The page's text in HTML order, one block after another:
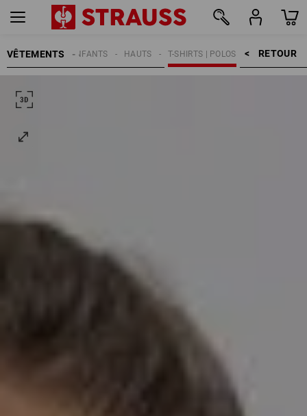
VÊTEMENTS RETOUR    >
T-SHIRTS | POLOS
HAUTS
ENFANTS